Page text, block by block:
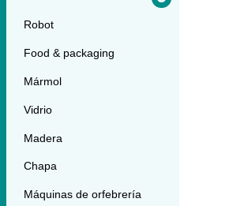
Robot
Food & packaging
Mármol
Vidrio
Madera
Chapa
Máquinas de orfebrería